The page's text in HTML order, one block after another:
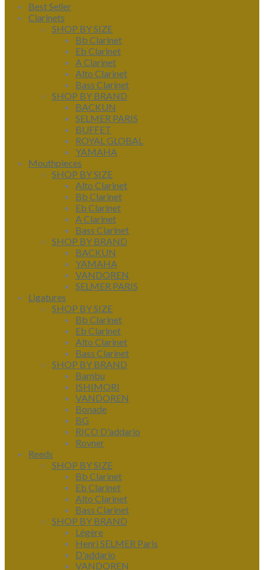
Best Seller
Clarinets
SHOP BY SIZE
Bb Clarinet
Eb Clarinet
A Clarinet
Alto Clarinet
Bass Clarinet
SHOP BY BRAND
BACKUN
SELMER PARIS
BUFFET
ROYAL GLOBAL
YAMAHA
Mouthpieces
SHOP BY SIZE
Alto Clarinet
Bb Clarinet
Eb Clarinet
A Clarinet
Bass Clarinet
SHOP BY BRAND
BACKUN
YAMAHA
VANDOREN
SELMER PARIS
Ligatures
SHOP BY SIZE
Bb Clarinet
Eb Clarinet
Alto Clarinet
Bass Clarinet
SHOP BY BRAND
Bambu
ISHIMORI
VANDOREN
Bonade
BG
RICO D'addario
Rovner
Reeds
SHOP BY SIZE
Bb Clarinet
Eb Clarinet
Alto Clarinet
Bass Clarinet
SHOP BY BRAND
Légère
Henri SELMER Paris
D'addario
VANDOREN